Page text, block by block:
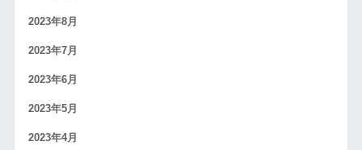
2023年8月
2023年7月
2023年6月
2023年5月
2023年4月